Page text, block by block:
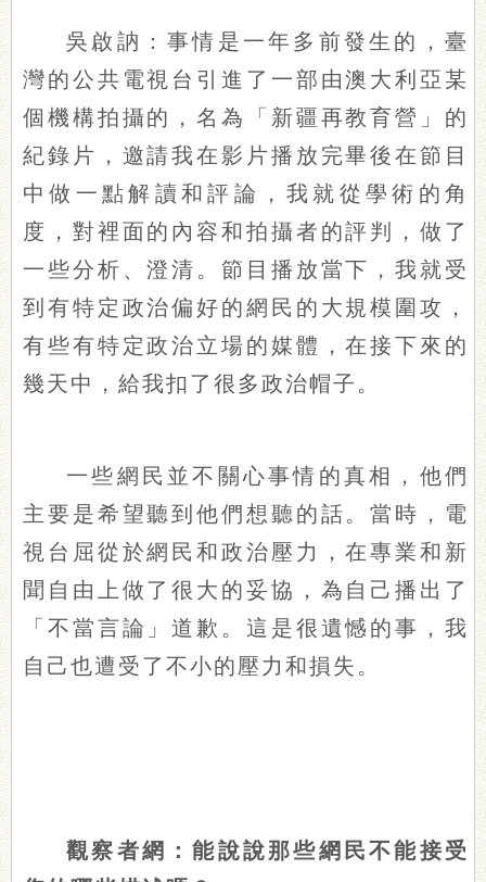
吳啟訥：事情是一年多前發生的，臺
灣的公共電視台引進了一部由澳大利亞某
個機構拍攝的，名為「新疆再教育營」的
紀錄片，邀請我在影片播放完畢後在節目
中做一點解讀和評論，我就從學術的角
度，對裡面的內容和拍攝者的評判，做了
一些分析、澄清。節目播放當下，我就受
到有特定政治偏好的網民的大規模圍攻，
有些有特定政治立場的媒體，在接下來的
幾天中，給我扣了很多政治帽子。
一些網民並不關心事情的真相，他們
主要是希望聽到他們想聽的話。當時，電
視台屈從於網民和政治壓力，在專業和新
聞自由上做了很大的妥協，為自己播出了
「不當言論」道歉。這是很遺憾的事，我
自己也遭受了不小的壓力和損失。
觀察者網：能說說那些網民不能接受